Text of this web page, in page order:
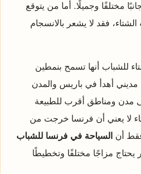
مختلفًا وجميلًا. أما من يتوقع
فقد لا يشعر بالانسجام
للشباب أنها تسمح بنمطين
مديني أهدأ في باريس والمدن
مدن ومناطق أقرب للطبيعة
لا يعني أن فرنسا خرجت من
أن السياحة في فرنسا للشباب
مزاجًا مختلفًا وتخطيطًا